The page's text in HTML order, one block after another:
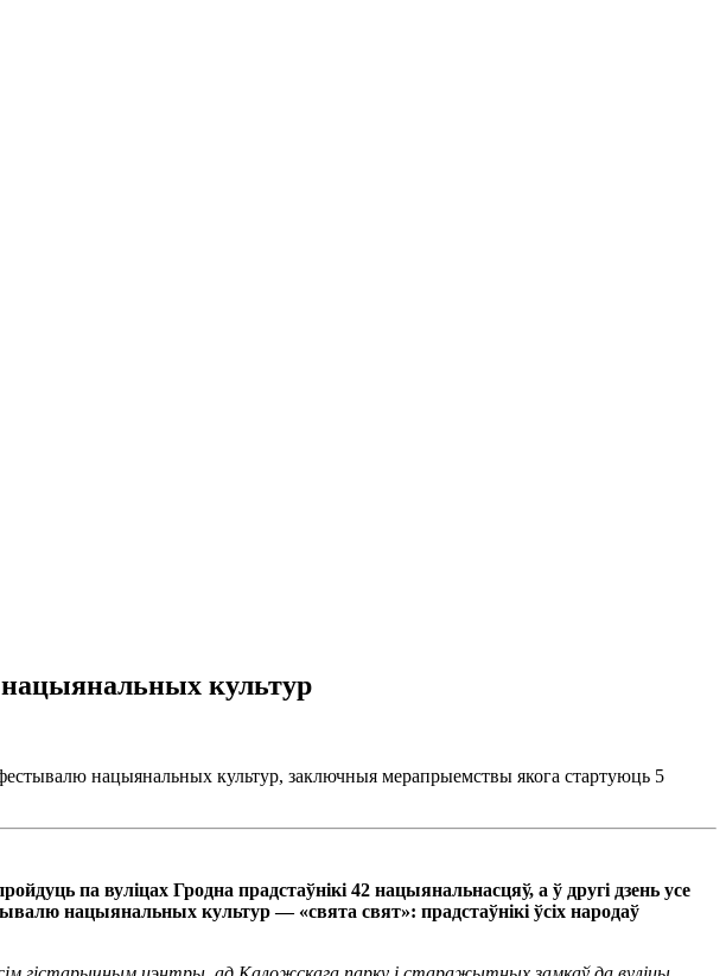
нацыянальных культур
нацыянальных культур, заключныя мерапрыемствы якога стартуюць 5
па вуліцах Гродна прадстаўнікі 42 нацыянальнасцяў, а ў другі дзень усе
нацыянальных культур — «свята свят»: прадстаўнікі ўсіх народаў